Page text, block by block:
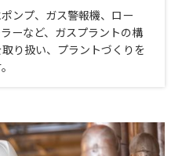
ンプ、ガス警報機、ロー
ーなど、ガスプラントの構
り扱い、プラントづくりを